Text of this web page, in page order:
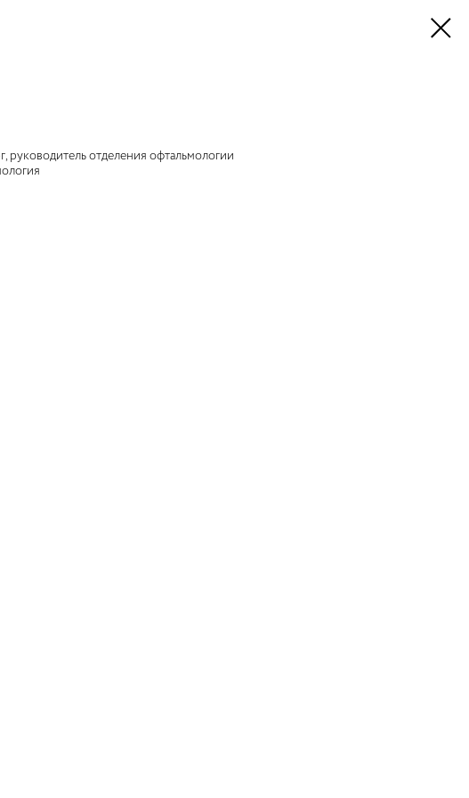
руководитель отделения офтальмологии